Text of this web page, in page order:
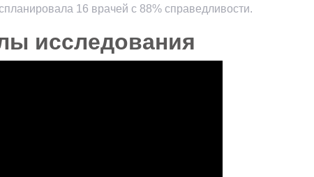
16 врачей с 88% справедливости.
исследования